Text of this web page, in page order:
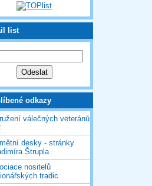
list
odkazy
válečných veteránů
desky - stránky
Štrupla
nositelů
tradic